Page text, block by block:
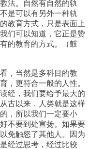
法。自然有自然的轨
是可以有另外一种轨
教育方式，只是表面上
们可以知道，它正是赞
的教育的方式。（鼓
，当然是多科目的教
，更符合一般的人性。
经，我们要给予最大的
古以来，人类就是这样
，所以我们一定要小
不要到处宣扬。如果要
免触怒了其他人。因为
经过思考，经过比较